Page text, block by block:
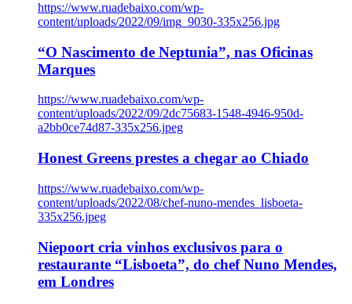
https://www.ruadebaixo.com/wp-
content/uploads/2022/09/img_9030-335x256.jpg
“O Nascimento de Neptunia”, nas Oficinas
Marques
https://www.ruadebaixo.com/wp-
content/uploads/2022/09/2dc75683-1548-4946-950d-
a2bb0ce74d87-335x256.jpeg
Honest Greens prestes a chegar ao Chiado
https://www.ruadebaixo.com/wp-
content/uploads/2022/08/chef-nuno-mendes_lisboeta-
335x256.jpeg
Niepoort cria vinhos exclusivos para o
restaurante “Lisboeta”, do chef Nuno Mendes,
em Londres